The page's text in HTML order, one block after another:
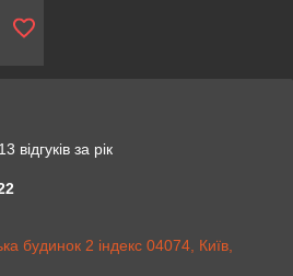
відгуків за рік
будинок 2 індекс 04074, Київ,